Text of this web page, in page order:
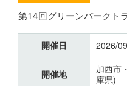
第14回グリーンパークト
開催日 2026/
開催地
加西市
庫県)